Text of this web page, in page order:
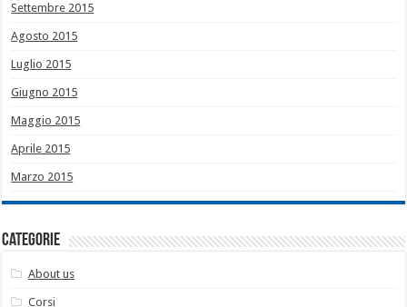
Settembre 2015
Agosto 2015
Luglio 2015
Giugno 2015
Maggio 2015
Aprile 2015
Marzo 2015
Categorie
About us
Corsi